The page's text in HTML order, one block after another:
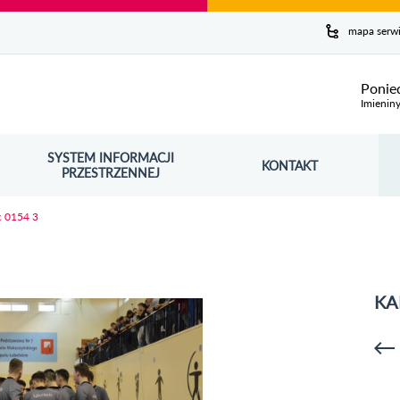
mapa
SYSTEM INFORMACJI
PRZESTRZENNEJ
OTWORZY SIĘ W NOWYM OKNIE KONTAKT
0154 3